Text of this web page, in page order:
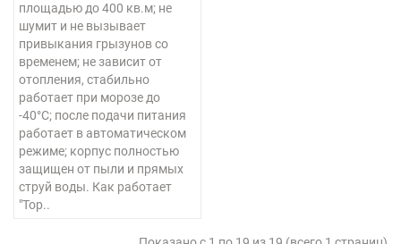
площадью до 400 кв.м; не
шумит и не вызывает
привыкания грызунов со
временем; не зависит от
отопления, стабильно
работает при морозе до
-40°C; после подачи питания
работает в автоматическом
режиме; корпус полностью
защищен от пыли и прямых
струй воды. Как работает
"Тор..